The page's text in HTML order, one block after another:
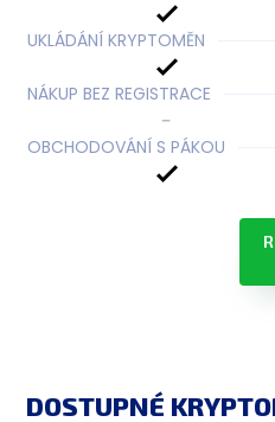
UKLÁDÁNÍ KRYPTOMĚN
NÁKUP BEZ REGISTRACE
-
OBCHODOVÁNÍ S PÁKOU
DOSTUPNÉ